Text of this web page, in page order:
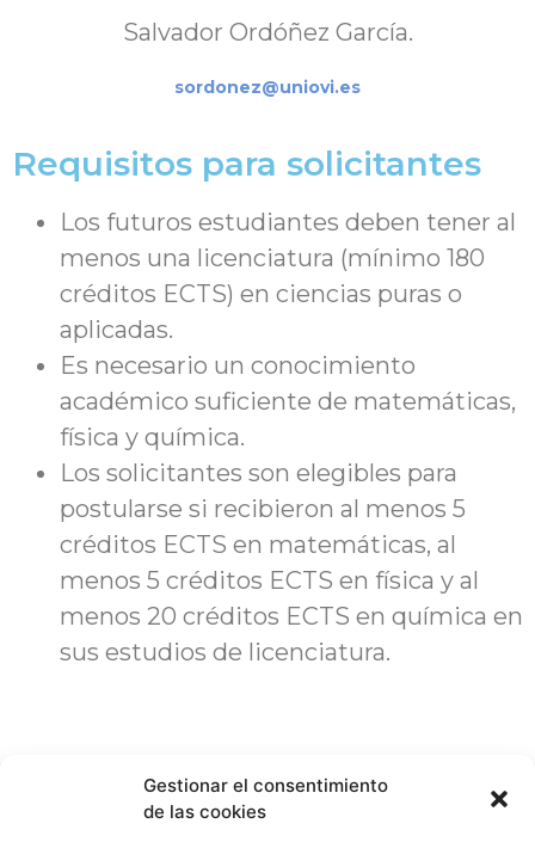
Gestionar el consentimiento
de las cookies
Salvador Ordóñez García.
sordonez@uniovi.es
Requisitos para solicitantes
Los futuros estudiantes deben tener al
menos una licenciatura (mínimo 180
créditos ECTS) en ciencias puras o
aplicadas.
Es necesario un conocimiento
académico suficiente de matemáticas,
física y química.
Los solicitantes son elegibles para
postularse si recibieron al menos 5
créditos ECTS en matemáticas, al
menos 5 créditos ECTS en física y al
menos 20 créditos ECTS en química en
sus estudios de licenciatura.